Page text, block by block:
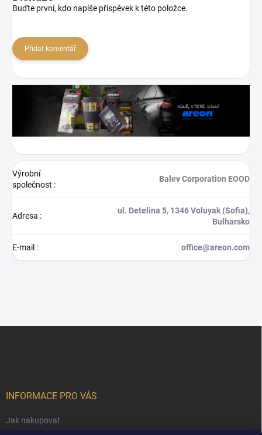
Buďte první, kdo napíše příspěvek k této položce.
Přidat komentář
Výrobní
společnost :
Balev Corporation EOOD
Adresa :
ul. Detelina 5, 1346 Voluyak (Sofia),
Bulharsko
E-mail : office@areon.com
INFORMACE PRO VÁS
Jak nakupovat